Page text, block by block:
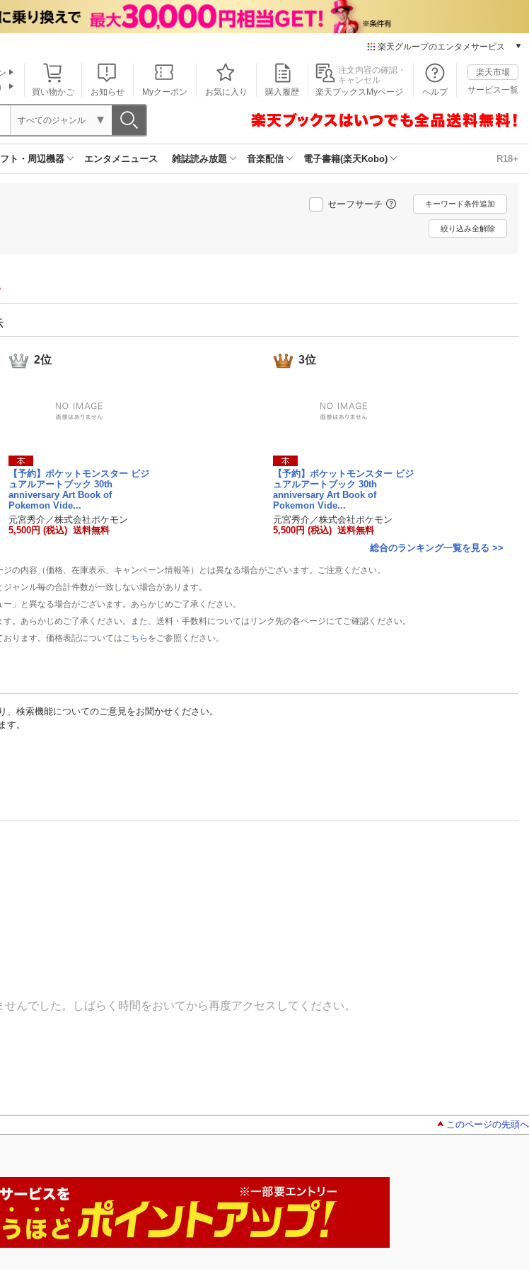
楽天グループのエンタメサービス
本/ゲーム/CD/DVD
楽天ブックス
楽天Kobo
動画配信
楽天TV
動画配信ガイド
チケット
エンタメニュース
買い物かご お知らせ Myクーポン お気に入り 購入履歴
注文内容の確認・
キャンセル
楽天ブックスMyページ
ヘルプ
楽天市場
サービス一覧
すべてのジャンル
ト・周辺機器 エンタメニュース 雑誌読み放題 音楽配信 電子書籍(楽天Kobo) R18+
セーフサーチ キーワード条件追加
絞り込み全解除
2位
【予約】ポケットモンスター ビジ
ュアルアートブック 30th
anniversary Art Book of
Pokemon Vide...
元宮秀介／株式会社ポケモン
5,500円 (税込) 送料無料
3位
【予約】ポケットモンスター ビジ
ュアルアートブック 30th
anniversary Art Book of
Pokemon Vide...
元宮秀介／株式会社ポケモン
5,500円 (税込) 送料無料
総合のランキング一覧を見る >>
の内容（価格、在庫表示、キャンペーン情報等）とは異なる場合がございます。ご注意ください。
ャンル毎の合計件数が一致しない場合があります。
」と異なる場合がございます。あらかじめご了承ください。
。あらかじめご了承ください。また、送料・手数料についてはリンク先の各ページにてご確認ください。
ります。価格表記については こちら をご参照ください。
検索機能についてのご意見をお聞かせください。
す。
んでした。しばらく時間をおいてから再度アクセスしてください。
このページの先頭へ